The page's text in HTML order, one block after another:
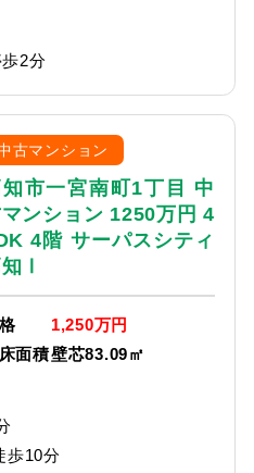
2分
古マンション
市一宮南町1丁目 中
ンション 1250万円 4
4階 サーパスシティ
Ⅰ
1,250万円
面積壁芯83.09㎡
10分